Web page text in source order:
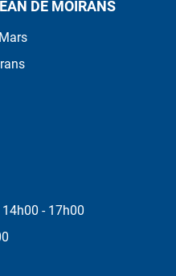
DE MOIRANS
- 17h00